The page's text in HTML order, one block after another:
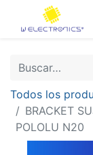
Todos los
BRACKET
POLOLU N20